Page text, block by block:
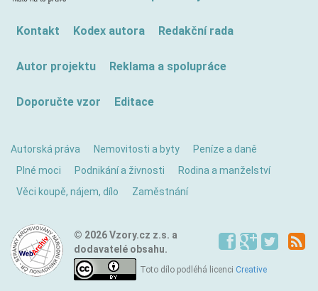
Kontakt Kodex autora Redakční rada
Autor projektu Reklama a spolupráce
Doporučte vzor Editace
Autorská práva Nemovitosti a byty
Peníze a daně
Plné moci
Podnikání a živnosti
Rodina a manželství
Věci koupě, nájem, dílo
Zaměstnání
© 2026 Vzory.cz z.s. a
dodavatelé obsahu.
Toto dílo podléhá licenci Creative